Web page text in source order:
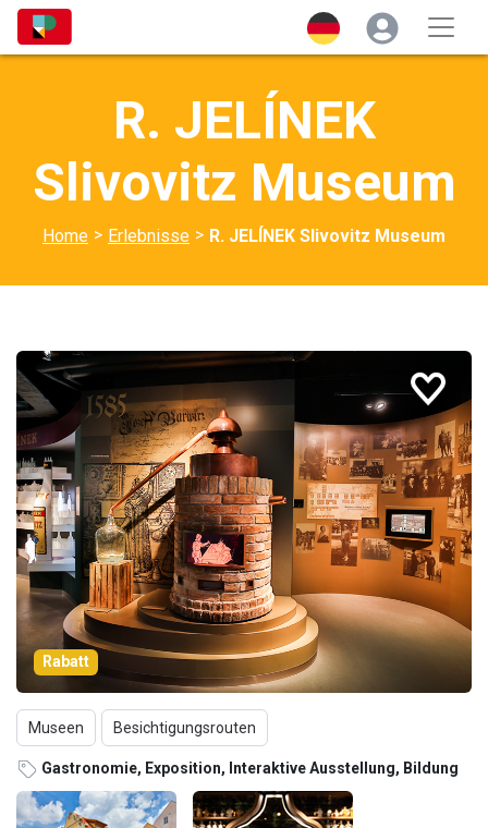
R. JELÍNEK
Slivovitz Museum
Home > Erlebnisse > R. JELÍNEK Slivovitz Museum
Rabatt
Museen Besichtigungsrouten
Gastronomie, Exposition, Interaktive Ausstellung, Bildung